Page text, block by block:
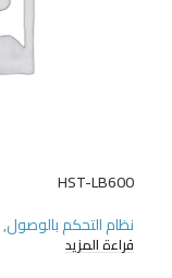
HST-LB600
نظام التحكم بالوصول,
قراءة المزيد